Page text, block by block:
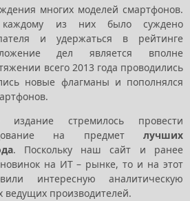
многих моделей смартфонов.
из них было суждено
и удержаться в рейтинге
дел является вполне
всего 2013 года проводились
новые флагманы и пополнялся
издание стремилось провести
на предмет лучших
. Поскольку наш сайт и ранее
на ИТ – рынке, то и на этот
интересную аналитическую
производителей.